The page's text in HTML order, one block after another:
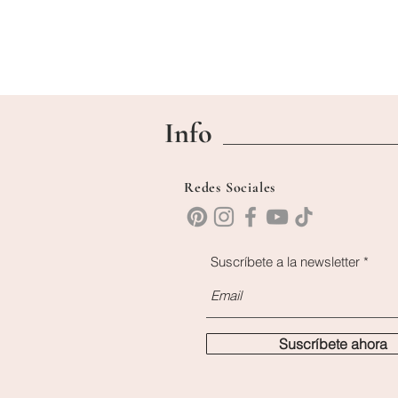
Info
Redes Sociales
Suscríbete a la newsletter
Suscríbete ahora